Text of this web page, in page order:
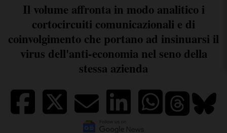
Il volume affronta in modo analitico i
cortocircuiti comunicazionali e di
coinvolgimento che portano ad insinuarsi il
virus dell'anti-economia nel seno della
stessa azienda